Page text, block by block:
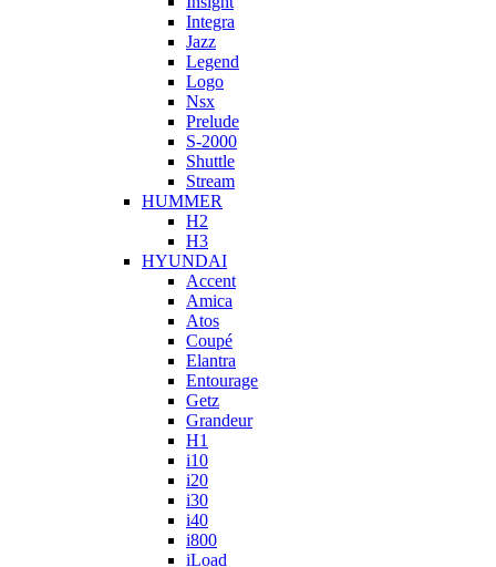
Integra
Jazz
Legend
Logo
Nsx
Prelude
S-2000
Shuttle
Stream
HUMMER
H2
H3
HYUNDAI
Accent
Amica
Atos
Coupé
Elantra
Entourage
Getz
Grandeur
H1
i10
i20
i30
i40
i800
iLoad